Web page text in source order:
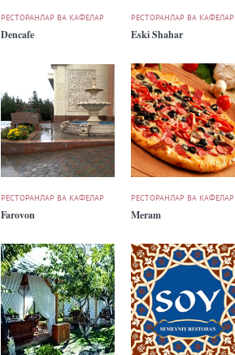
РЕСТОРАНЛАР ВА КАФЕЛАР
Dencafe
РЕСТОРАНЛАР ВА КАФЕЛАР
Eski Shahar
РЕСТОРАНЛАР ВА КАФЕЛАР
Farovon
РЕСТОРАНЛАР ВА КАФЕЛАР
Meram